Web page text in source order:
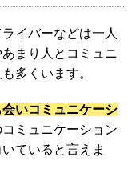
イバーなどは一人
まり人とコミュニ
多くいます。
いコミュニケーシ
コミュニケーション
ていると言えま